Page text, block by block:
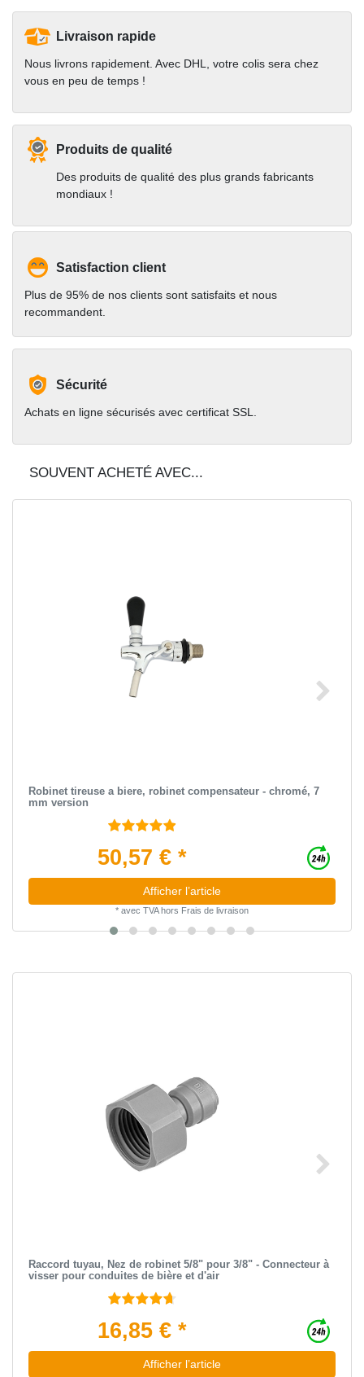
Livraison rapide
Nous livrons rapidement. Avec DHL, votre colis sera chez
vous en peu de temps !
Produits de qualité
Des produits de qualité des plus grands fabricants
mondiaux !
Satisfaction client
Plus de 95% de nos clients sont satisfaits et nous
recommandent.
Sécurité
Achats en ligne sécurisés avec certificat SSL.
SOUVENT ACHETÉ AVEC...
Robinet tireuse a biere, robinet compensateur - chromé, 7
mm version
50,57 € *
Afficher l’article
* avec TVAhors Frais de livraison
Raccord tuyau, Nez de robinet 5/8" pour 3/8" - Connecteur à
visser pour conduites de bière et d'air
16,85 € *
Afficher l’article